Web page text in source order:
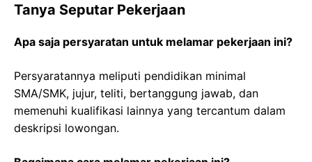
Tanya Seputar Pekerjaan
Apa saja persyaratan untuk melamar pekerjaan ini?
Persyaratannya meliputi pendidikan minimal
SMA/SMK, jujur, teliti, bertanggung jawab, dan
memenuhi kualifikasi lainnya yang tercantum dalam
deskripsi lowongan.